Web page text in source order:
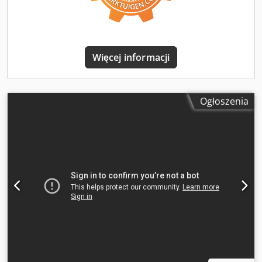
świetlna, akumulator 80V/775Ah z 2018 roku, zintegrowana
ładowarka, opony SE, instrukcja obsługi w zestawie. Stan
kompleksowy przegląd! Nowe, bezusterkowe wyniki
kontroli UVV! Dostawa: W idealnym stanie! 20 lat
doświadczenia zawodowego! OGLĘDZINY I JAZDA PRÓBNA:
Po wcześniejszym uzgodnieniu terminu, w godzinach
otwarcia: od poniedziałku do piątku. Możliwość w
godzinach 8:00–18:00. W sobotę od 8:00 do 13:00.
Więcej informacji
Ogłoszenia